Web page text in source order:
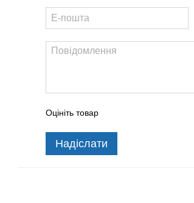
Оцініть товар
Надіслати